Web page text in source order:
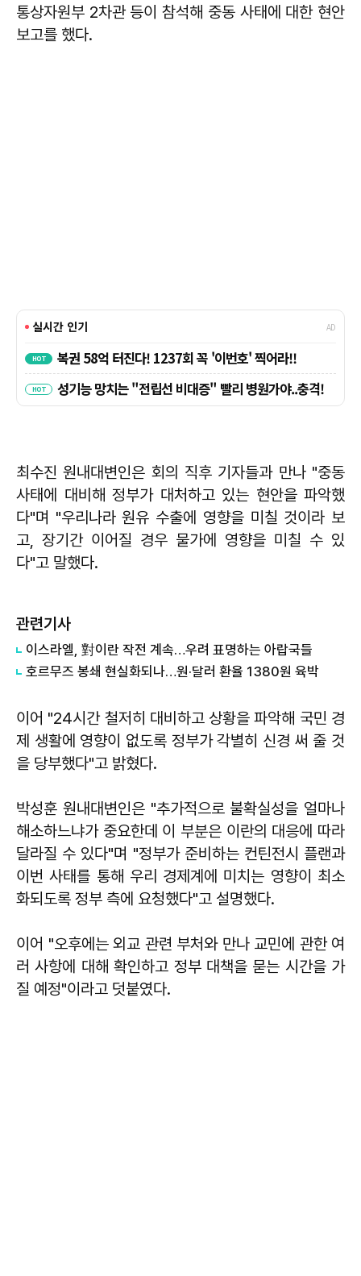
통상자원부 2차관 등이 참석해 중동 사태에 대한 현안
보고를 했다.
최수진 원내대변인은 회의 직후 기자들과 만나 "중동
사태에 대비해 정부가 대처하고 있는 현안을 파악했
다"며 "우리나라 원유 수출에 영향을 미칠 것이라 보
고, 장기간 이어질 경우 물가에 영향을 미칠 수 있
다"고 말했다.
관련기사
이스라엘, 對이란 작전 계속…우려 표명하는 아랍국들
호르무즈 봉쇄 현실화되나…원·달러 환율 1380원 육박
이어 "24시간 철저히 대비하고 상황을 파악해 국민 경
제 생활에 영향이 없도록 정부가 각별히 신경 써 줄 것
을 당부했다"고 밝혔다.
박성훈 원내대변인은 "추가적으로 불확실성을 얼마나
해소하느냐가 중요한데 이 부분은 이란의 대응에 따라
달라질 수 있다"며 "정부가 준비하는 컨틴전시 플랜과
이번 사태를 통해 우리 경제계에 미치는 영향이 최소
화되도록 정부 측에 요청했다"고 설명했다.
이어 "오후에는 외교 관련 부처와 만나 교민에 관한 여
러 사항에 대해 확인하고 정부 대책을 묻는 시간을 가
질 예정"이라고 덧붙였다.